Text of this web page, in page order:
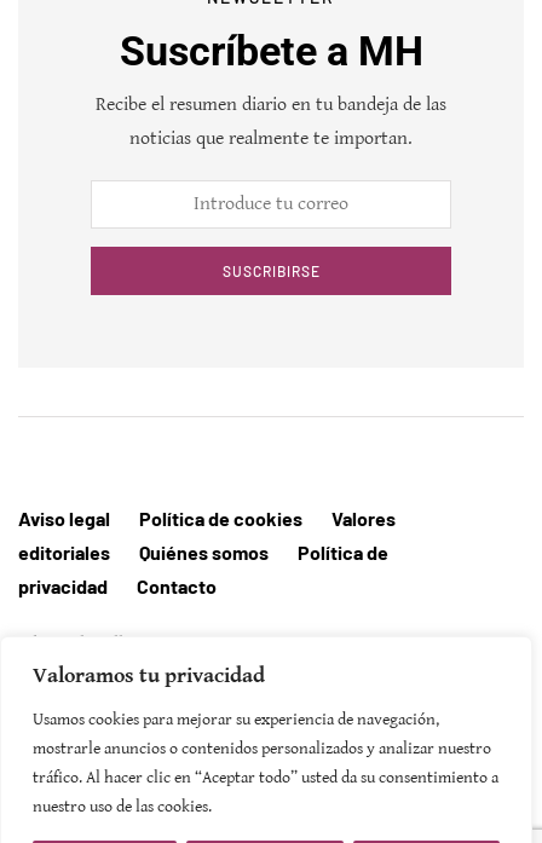
Valoramos tu privacidad
Usamos cookies para mejorar su experiencia de navegación,
mostrarle anuncios o contenidos personalizados y analizar nuestro
tráfico. Al hacer clic en “Aceptar todo” usted da su consentimiento a
nuestro uso de las cookies.
Suscríbete a MH
Recibe el resumen diario en tu bandeja de las
noticias que realmente te importan.
SUSCRIBIRSE
Aviso legal Política de cookies
Valores
editoriales
Quiénes somos
Política de
privacidad
Contacto
Editorial MallorcaHora
SUSCRIBIRSE